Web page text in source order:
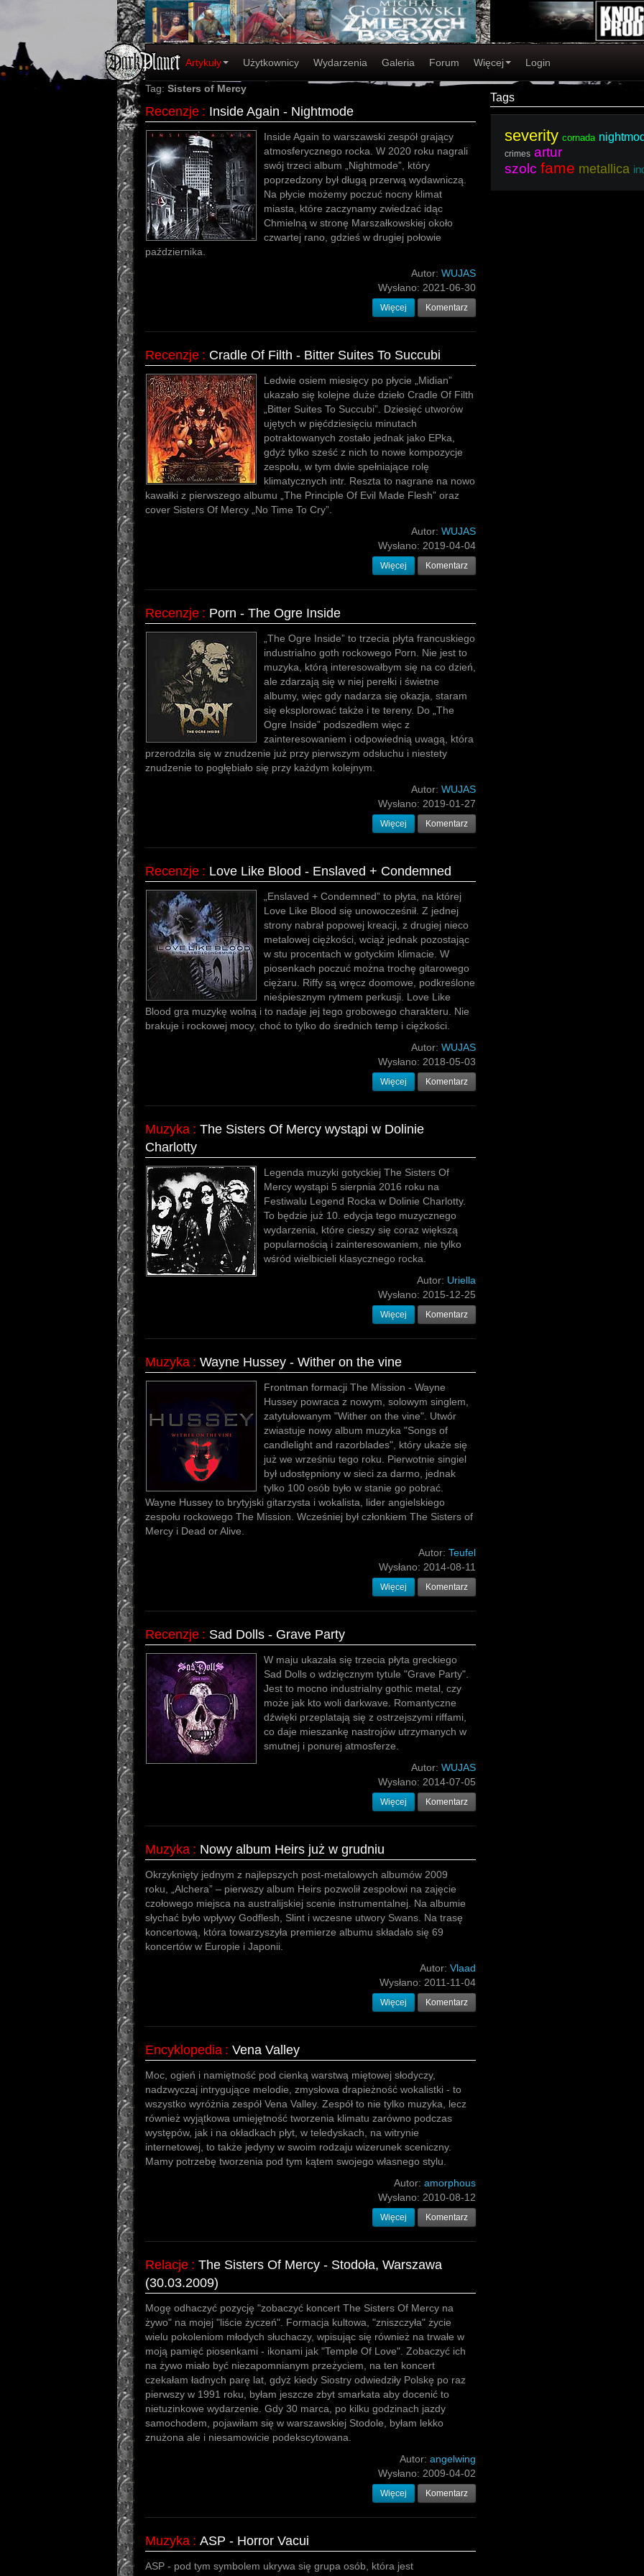
Artykuły Użytkownicy Wydarzenia Galeria Forum Więcej Login
Tag: Sisters of Mercy
Recenzje : Inside Again - Nightmode
Inside Again to warszawski zespół grający
atmosferycznego rocka. W 2020 roku nagrali
swój trzeci album „Nightmode”, który
poprzedzony był długą przerwą wydawniczą.
Na płycie możemy poczuć nocny klimat
miasta, które zaczynamy zwiedzać idąc
Chmielną w stronę Marszałkowskiej około
czwartej rano, gdzieś w drugiej połowie
października.
Autor: WUJAS
Wysłano: 2021-06-30
Więcej Komentarz
Recenzje : Cradle Of Filth - Bitter Suites To Succubi
Ledwie osiem miesięcy po płycie „Midian”
ukazało się kolejne duże dzieło Cradle Of Filth
„Bitter Suites To Succubi”. Dziesięć utworów
ujętych w pięćdziesięciu minutach
potraktowanych zostało jednak jako EPka,
gdyż tylko sześć z nich to nowe kompozycje
zespołu, w tym dwie spełniające rolę
klimatycznych intr. Reszta to nagrane na nowo
kawałki z pierwszego albumu „The Principle Of Evil Made Flesh” oraz
cover Sisters Of Mercy „No Time To Cry”.
Autor: WUJAS
Wysłano: 2019-04-04
Więcej Komentarz
Recenzje : Porn - The Ogre Inside
„The Ogre Inside” to trzecia płyta francuskiego
industrialno goth rockowego Porn. Nie jest to
muzyka, którą interesowałbym się na co dzień,
ale zdarzają się w niej perełki i świetne
albumy, więc gdy nadarza się okazja, staram
się eksplorować także i te tereny. Do „The
Ogre Inside” podszedłem więc z
zainteresowaniem i odpowiednią uwagą, która
przerodziła się w znudzenie już przy pierwszym odsłuchu i niestety
znudzenie to pogłębiało się przy każdym kolejnym.
Autor: WUJAS
Wysłano: 2019-01-27
Więcej Komentarz
Recenzje : Love Like Blood - Enslaved + Condemned
„Enslaved + Condemned” to płyta, na której
Love Like Blood się unowocześnił. Z jednej
strony nabrał popowej kreacji, z drugiej nieco
metalowej ciężkości, wciąż jednak pozostając
w stu procentach w gotyckim klimacie. W
piosenkach poczuć można trochę gitarowego
ciężaru. Riffy są wręcz doomowe, podkreślone
nieśpiesznym rytmem perkusji. Love Like
Blood gra muzykę wolną i to nadaje jej tego grobowego charakteru. Nie
brakuje i rockowej mocy, choć to tylko do średnich temp i ciężkości.
Autor: WUJAS
Wysłano: 2018-05-03
Więcej Komentarz
Muzyka : The Sisters Of Mercy wystąpi w Dolinie
Charlotty
Legenda muzyki gotyckiej The Sisters Of
Mercy wystąpi 5 sierpnia 2016 roku na
Festiwalu Legend Rocka w Dolinie Charlotty.
To będzie już 10. edycja tego muzycznego
wydarzenia, które cieszy się coraz większą
popularnością i zainteresowaniem, nie tylko
wśród wielbicieli klasycznego rocka.
Autor: Uriella
Wysłano: 2015-12-25
Więcej Komentarz
Muzyka : Wayne Hussey - Wither on the vine
Frontman formacji The Mission - Wayne
Hussey powraca z nowym, solowym singlem,
zatytułowanym "Wither on the vine". Utwór
zwiastuje nowy album muzyka "Songs of
candlelight and razorblades", który ukaże się
już we wrześniu tego roku. Pierwotnie singiel
był udostępniony w sieci za darmo, jednak
tylko 100 osób było w stanie go pobrać.
Wayne Hussey to brytyjski gitarzysta i wokalista, lider angielskiego
zespołu rockowego The Mission. Wcześniej był członkiem The Sisters of
Mercy i Dead or Alive.
Autor: Teufel
Wysłano: 2014-08-11
Więcej Komentarz
Recenzje : Sad Dolls - Grave Party
W maju ukazała się trzecia płyta greckiego
Sad Dolls o wdzięcznym tytule "Grave Party".
Jest to mocno industrialny gothic metal, czy
może jak kto woli darkwave. Romantyczne
dźwięki przeplatają się z ostrzejszymi riffami,
co daje mieszankę nastrojów utrzymanych w
smutnej i ponurej atmosferze.
Autor: WUJAS
Wysłano: 2014-07-05
Więcej Komentarz
Muzyka : Nowy album Heirs już w grudniu
Okrzyknięty jednym z najlepszych post-metalowych albumów 2009
roku, „Alchera” – pierwszy album Heirs pozwolił zespołowi na zajęcie
czołowego miejsca na australijskiej scenie instrumentalnej. Na albumie
słychać było wpływy Godflesh, Slint i wczesne utwory Swans. Na trasę
koncertową, która towarzyszyła premierze albumu składało się 69
koncertów w Europie i Japonii.
Autor: Vlaad
Wysłano: 2011-11-04
Więcej Komentarz
Encyklopedia : Vena Valley
Moc, ogień i namiętność pod cienką warstwą miętowej słodyczy,
nadzwyczaj intrygujące melodie, zmysłowa drapieżność wokalistki - to
wszystko wyróżnia zespół Vena Valley. Zespół to nie tylko muzyka, lecz
również wyjątkowa umiejętność tworzenia klimatu zarówno podczas
występów, jak i na okładkach płyt, w teledyskach, na witrynie
internetowej, to także jedyny w swoim rodzaju wizerunek sceniczny.
Mamy potrzebę tworzenia pod tym kątem swojego własnego stylu.
Autor: amorphous
Wysłano: 2010-08-12
Więcej Komentarz
Relacje : The Sisters Of Mercy - Stodoła, Warszawa
(30.03.2009)
Mogę odhaczyć pozycję "zobaczyć koncert The Sisters Of Mercy na
żywo" na mojej "liście życzeń". Formacja kultowa, "zniszczyła" życie
wielu pokoleniom młodych słuchaczy, wpisując się również na trwałe w
moją pamięć piosenkami - ikonami jak "Temple Of Love". Zobaczyć ich
na żywo miało być niezapomnianym przeżyciem, na ten koncert
czekałam ładnych parę lat, gdyż kiedy Siostry odwiedziły Polskę po raz
pierwszy w 1991 roku, byłam jeszcze zbyt smarkata aby docenić to
nietuzinkowe wydarzenie. Gdy 30 marca, po kilku godzinach jazdy
samochodem, pojawiłam się w warszawskiej Stodole, byłam lekko
znużona ale i niesamowicie podekscytowana.
Autor: angelwing
Wysłano: 2009-04-02
Więcej Komentarz
Muzyka : ASP - Horror Vacui
ASP - pod tym symbolem ukrywa się grupa osób, która jest
Tags
severity cornada
crimes artur
szolc fame metallica